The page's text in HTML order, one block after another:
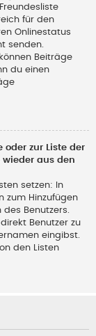
für den
Onlinestatus
senden.
Beiträge
du einen
oder zur Liste der
aus den
setzen: In
zum Hinzufügen
Benutzers.
Benutzer zu
eingibst.
den Listen